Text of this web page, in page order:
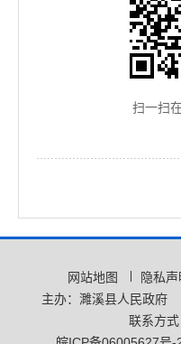
扫一扫
网站地图 隐私声
主办：濉溪县人民政府
联系方